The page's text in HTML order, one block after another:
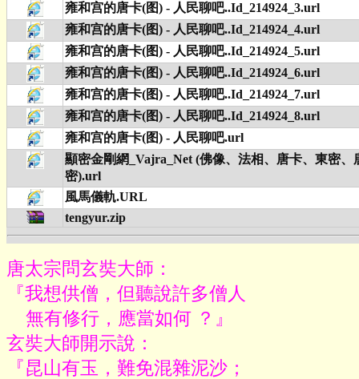
雍和宫的唐卡(图) - 人民聊吧..Id_214924_3.url
雍和宫的唐卡(图) - 人民聊吧..Id_214924_4.url
雍和宫的唐卡(图) - 人民聊吧..Id_214924_5.url
雍和宫的唐卡(图) - 人民聊吧..Id_214924_6.url
雍和宫的唐卡(图) - 人民聊吧..Id_214924_7.url
雍和宫的唐卡(图) - 人民聊吧..Id_214924_8.url
雍和宫的唐卡(图) - 人民聊吧.url
顯密金剛網_Vajra_Net (佛像、法相、唐卡、東密、
密).url
風馬儀軌.URL
tengyur.zip
唐太宗問玄奘大師：
『我想供僧，但聽說許多僧人
玄奘大師開示說：
『昆山有玉，難免混雜泥沙；